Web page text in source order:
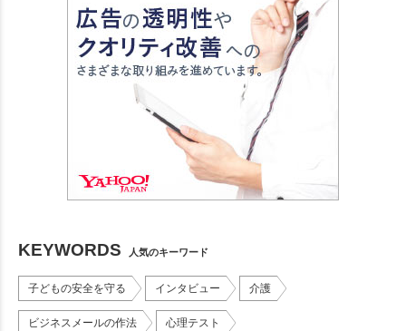
KEYWORDS 人気のキーワード
子どもの安全を守る インタビュー 介護
ビジネスメールの作法 心理テスト